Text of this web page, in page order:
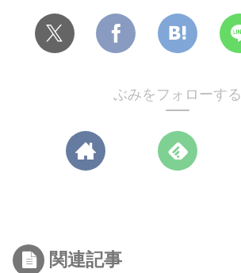
ぶみをフォローする
関連記事